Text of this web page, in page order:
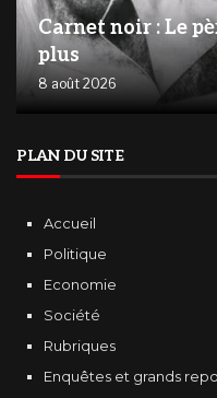
Carnet noir : Le
plus
8 août 2026
PLAN DU SITE
Accueil
Politique
Economie
Société
Rubriques
Enquêtes et grands